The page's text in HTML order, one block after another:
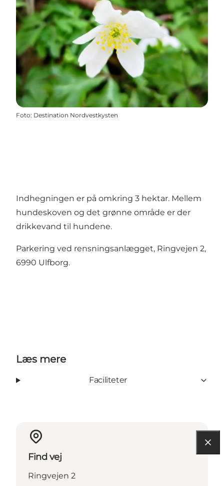
Foto: Destination Nordvestkysten
Indhegningen er på omkring 3 hektar. Mellem
hundeskoven og det grønne område er der
drikkevand til hundene.
Parkering ved rensningsanlægget, Ringvejen 2,
6990 Ulfborg.
Læs mere
Faciliteter
Find vej
Ringvejen 2